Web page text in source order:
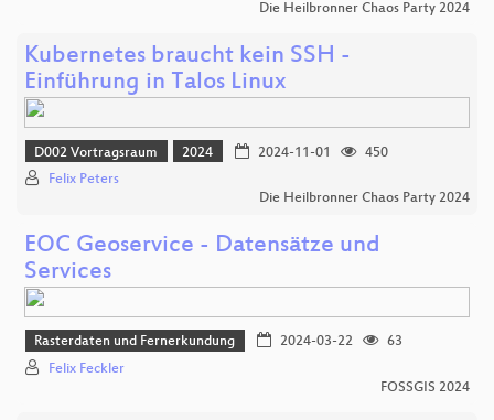
Die Heilbronner Chaos Party 2024
Kubernetes braucht kein SSH -
Einführung in Talos Linux
D002 Vortragsraum 2024 2024-11-01
450
Felix Peters
Die Heilbronner Chaos Party 2024
EOC Geoservice - Datensätze und
Services
Rasterdaten und Fernerkundung 2024-03-22
63
Felix Feckler
FOSSGIS 2024